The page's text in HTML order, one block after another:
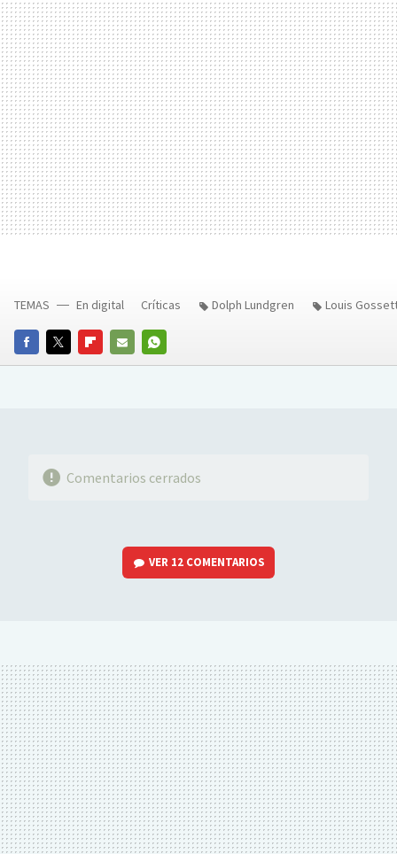
FACEBOOKTWITTERFLIPBOARD
E-
WHATSAPP
TEMAS En digital Críticas Dolph Lundgren Louis
Comentarios cerrados
VER 12 COMENTARIOS